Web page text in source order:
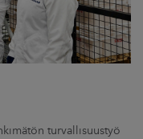
turvallisuustyö